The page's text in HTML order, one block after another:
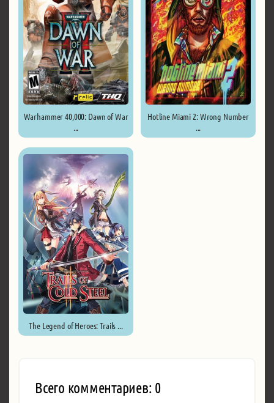
Warhammer 40,000: Dawn of War
...
Hotline Miami 2: Wrong Number
...
The Legend of Heroes: Trails ...
Всего комментариев: 0